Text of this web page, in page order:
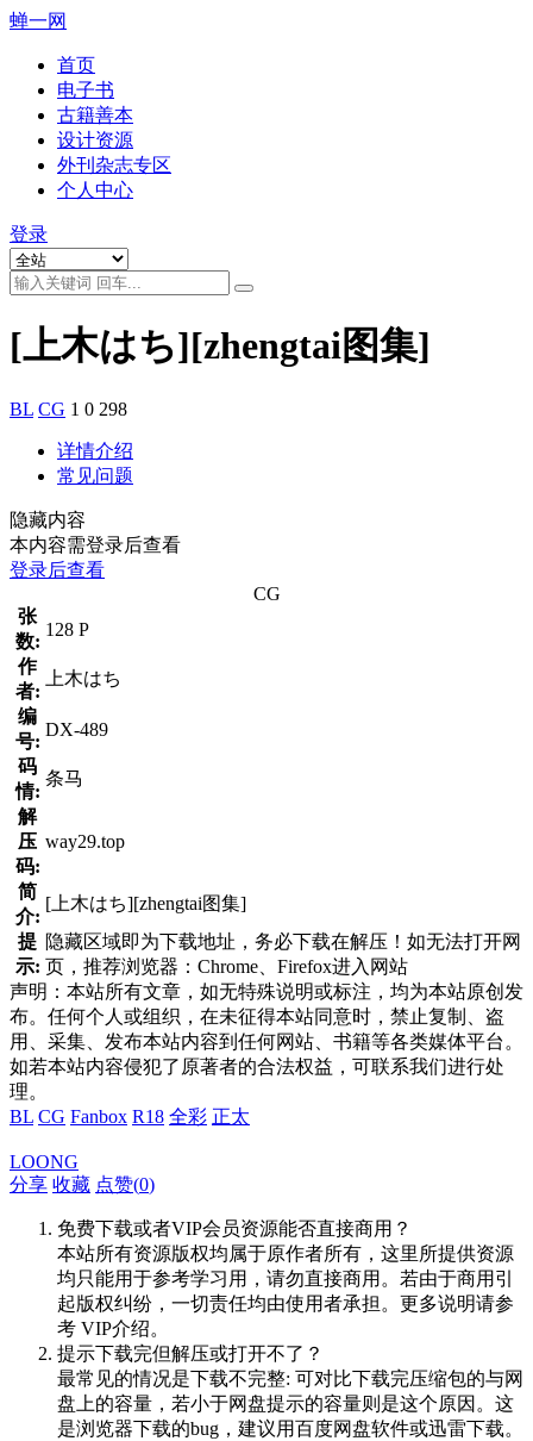
蝉一网
首页
电子书
古籍善本
设计资源
外刊杂志专区
个人中心
登录
[上木はち][zhengtai图集]
BL CG 1 0 298
详情介绍
常见问题
隐藏内容
本内容需登录后查看
登录后查看
CG
张
数:
128 P
作
者:
上木はち
编
号:
DX-489
码
情:
条马
解
压
码:
way29.top
简
介:
[上木はち][zhengtai图集]
提
示:
隐藏区域即为下载地址，务必下载在解压！如无法打开网
页，推荐浏览器：Chrome、Firefox进入网站
声明：本站所有文章，如无特殊说明或标注，均为本站原创发
布。任何个人或组织，在未征得本站同意时，禁止复制、盗
用、采集、发布本站内容到任何网站、书籍等各类媒体平台。
如若本站内容侵犯了原著者的合法权益，可联系我们进行处
理。
BL CG Fanbox R18 全彩 正太
LOONG
分享 收藏 点赞(0)
免费下载或者VIP会员资源能否直接商用？
本站所有资源版权均属于原作者所有，这里所提供资源
均只能用于参考学习用，请勿直接商用。若由于商用引
起版权纠纷，一切责任均由使用者承担。更多说明请参
考 VIP介绍。
提示下载完但解压或打开不了？
最常见的情况是下载不完整: 可对比下载完压缩包的与网
盘上的容量，若小于网盘提示的容量则是这个原因。这
是浏览器下载的bug，建议用百度网盘软件或迅雷下载。